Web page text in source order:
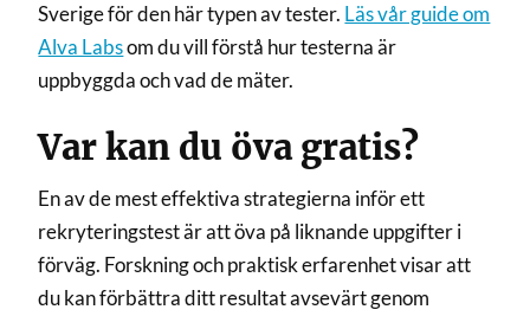
Sverige för den här typen av tester. Läs vår guide om
Alva Labsom du vill förstå hur testerna är
uppbyggda och vad de mäter.
Var kan du öva gratis?
En av de mest effektiva strategierna inför ett
rekryteringstest är att öva på liknande uppgifter i
förväg. Forskning och praktisk erfarenhet visar att
du kan förbättra ditt resultat avsevärt genom